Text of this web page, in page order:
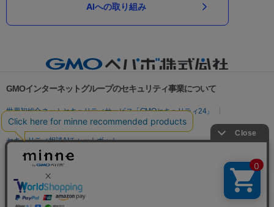
AIへの取り組み
GMOインターネットグループのセキュリティ事業について
世界初総合ネットセキュリティサービス「GMOセキュリティ24」
パスワード漏洩診断
Webサイトリスク診断
セキュリティ相談AIチャットボット
実在証明・盗聴対策
サイバー攻撃対策（GMO Flatt Security）
セキュリティ事業の軌跡